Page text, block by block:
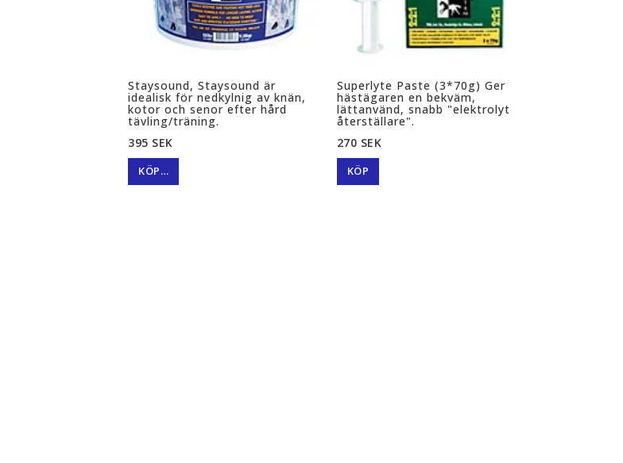
Staysound, Staysound är
idealisk för nedkylnig av knän,
kotor och senor efter hård
tävling/träning.
395 SEK
KÖP…
Superlyte Paste (3*70g) Ger
hästägaren en bekväm,
lättanvänd, snabb "elektrolyt
återställare".
270 SEK
KÖP